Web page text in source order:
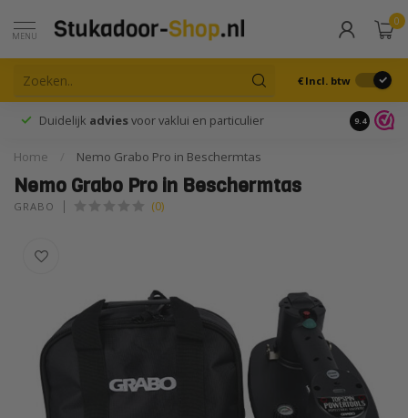
MENU
0
€ Incl. btw
Duidelijk adviesvoor vaklui en particulier 9.4
Home Nemo Grabo Pro in Beschermtas
Nemo Grabo Pro in Beschermtas
GRABO (0)